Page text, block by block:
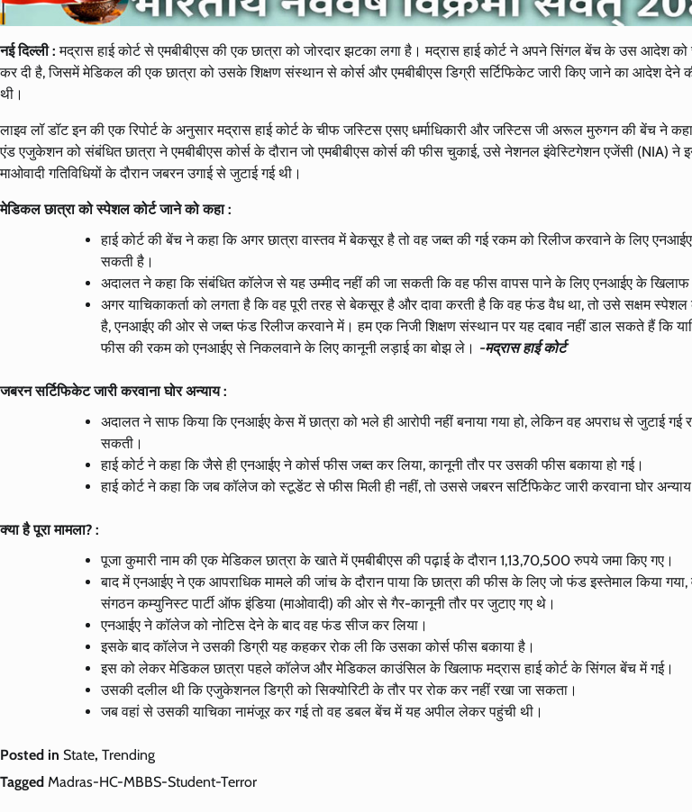
नई दिल्ली : मद्रास हाई कोर्ट से एमबीबीएस की एक छात्रा को जोरदार झटका लगा है। मद्रास हाई कोर्ट ने अपने सिंगल बेंच के उस आदेश को
कर दी है, जिसमें मेडिकल की एक छात्रा को उसके शिक्षण संस्थान से कोर्स और एमबीबीएस डिग्री सर्टिफिकेट जारी किए जाने का आदेश देने की
थी।
लाइव लॉ डॉट इन की एक रिपोर्ट के अनुसार मद्रास हाई कोर्ट के चीफ जस्टिस एसए धर्माधिकारी और जस्टिस जी अरूल मुरुगन की बेंच ने
एंड एजुकेशन को संबंधित छात्रा ने एमबीबीएस कोर्स के दौरान जो एमबीबीएस कोर्स की फीस चुकाई, उसे नेशनल इंवेस्टिगेशन एजेंसी (NIA) ने
माओवादी गतिविधियों के दौरान जबरन उगाई से जुटाई गई थी।
मेडिकल छात्रा को स्पेशल कोर्ट जाने को कहा :
हाई कोर्ट की बेंच ने कहा कि अगर छात्रा वास्तव में बेकसूर है तो वह जब्त की गई रकम को रिलीज करवाने के लिए
सकती है।
अदालत ने कहा कि संबंधित कॉलेज से यह उम्मीद नहीं की जा सकती कि वह फीस वापस पाने के लिए एनआईए के खिलाफ
अगर याचिकाकर्ता को लगता है कि वह पूरी तरह से बेकसूर है और दावा करती है कि वह फंड वैध था, तो उसे सक्षम स्पेशल
है, एनआईए की ओर से जब्त फंड रिलीज करवाने में। हम एक निजी शिक्षण संस्थान पर यह दबाव नहीं डाल सकते हैं कि
फीस की रकम को एनआईए से निकलवाने के लिए कानूनी लड़ाई का बोझ ले। -मद्रास हाई कोर्ट
जबरन सर्टिफिकेट जारी करवाना घोर अन्याय :
अदालत ने साफ किया कि एनआईए केस में छात्रा को भले ही आरोपी नहीं बनाया गया हो, लेकिन वह अपराध से जुटाई गई
सकती।
हाई कोर्ट ने कहा कि जैसे ही एनआईए ने कोर्स फीस जब्त कर लिया, कानूनी तौर पर उसकी फीस बकाया हो गई।
हाई कोर्ट ने कहा कि जब कॉलेज को स्टूडेंट से फीस मिली ही नहीं, तो उससे जबरन सर्टिफिकेट जारी करवाना घोर अन्याय
क्या है पूरा मामला? :
पूजा कुमारी नाम की एक मेडिकल छात्रा के खाते में एमबीबीएस की पढ़ाई के दौरान 1,13,70,500 रुपये जमा किए गए।
बाद में एनआईए ने एक आपराधिक मामले की जांच के दौरान पाया कि छात्रा की फीस के लिए जो फंड इस्तेमाल किया
संगठन कम्युनिस्ट पार्टी ऑफ इंडिया (माओवादी) की ओर से गैर-कानूनी तौर पर जुटाए गए थे।
एनआईए ने कॉलेज को नोटिस देने के बाद वह फंड सीज कर लिया।
इसके बाद कॉलेज ने उसकी डिग्री यह कहकर रोक ली कि उसका कोर्स फीस बकाया है।
इस को लेकर मेडिकल छात्रा पहले कॉलेज और मेडिकल काउंसिल के खिलाफ मद्रास हाई कोर्ट के सिंगल बेंच में गई।
उसकी दलील थी कि एजुकेशनल डिग्री को सिक्योरिटी के तौर पर रोक कर नहीं रखा जा सकता।
जब वहां से उसकी याचिका नामंजूर कर गई तो वह डबल बेंच में यह अपील लेकर पहुंची थी।
Posted in State, Trending
Tagged Madras-HC-MBBS-Student-Terror